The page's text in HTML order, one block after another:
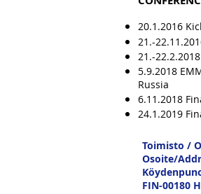
20.1.2016
21.-
21.-
5.9.2018
Russia
6.11.2018
24.1.2019
Toimisto /
Osoite/
FIN-00180